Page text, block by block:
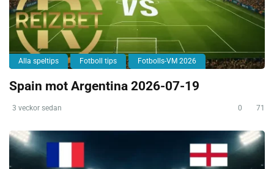
Alla speltips Fotboll tips Fotbolls-VM 2026
Spain mot Argentina 2026-07-19
3 veckor sedan 0 71